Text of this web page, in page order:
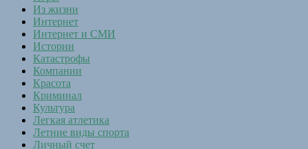
Из жизни
Интернет
Интернет и СМИ
Истории
Катастрофы
Компании
Красота
Криминал
Культура
Легкая атлетика
Летние виды спорта
Личный счет